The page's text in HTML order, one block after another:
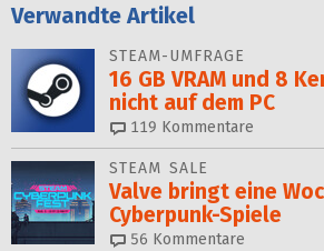
Verwandte Artikel
STEAM-UMFRAGE
16 GB VRAM und 8
nicht auf dem PC
119 Kommentare
STEAM SALE
Valve bringt eine
Cyberpunk-Spiele
56 Kommentare